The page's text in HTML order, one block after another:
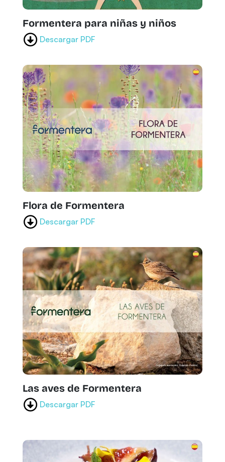
Formentera para niñas y niños
Descargar PDF
Flora de Formentera
Descargar PDF
Las aves de Formentera
Descargar PDF